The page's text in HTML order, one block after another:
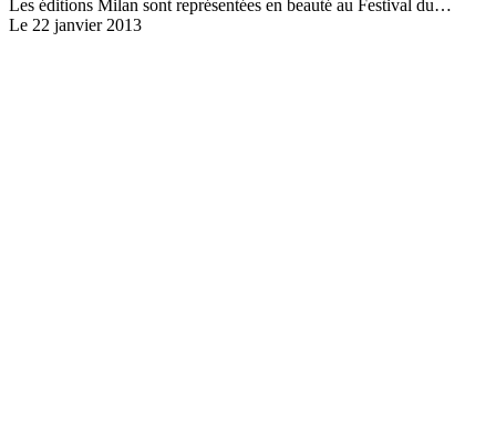
Les éditions Milan sont représentées en beauté au Festival du…
Le 22 janvier 2013